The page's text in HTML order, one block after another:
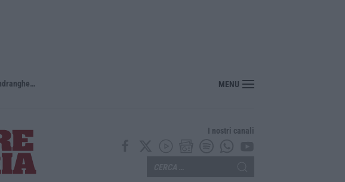
Antonino Scopelliti, il “giudice solo” contro le mafie. L’agguato nel 1991 e il patto tra ‘ndrangheta e Cosa nostra MENU
I nostri canali